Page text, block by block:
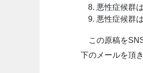
悪性症候群
悪性症候群
この原稿を
下のメールを頂